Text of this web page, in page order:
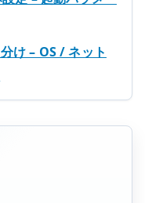
け – OS / ネット